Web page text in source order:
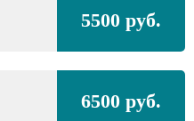
5500 руб.
6500 руб.